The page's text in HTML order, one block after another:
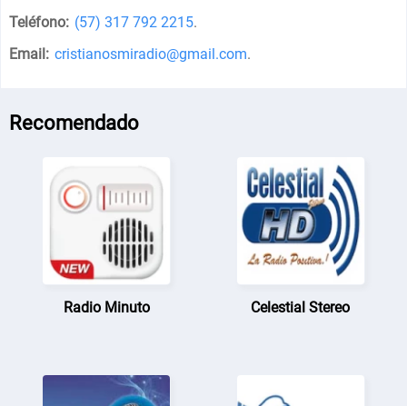
Teléfono: (57) 317 792 2215.
Email: cristianosmiradio@gmail.com.
Recomendado
Radio Minuto Celestial Stereo